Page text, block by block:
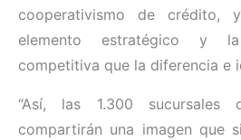
cooperativismo de crédito,
elemento estratégico y
competitiva que la diferencia e
“Así, las 1.300 sucursales
compartirán una imagen que